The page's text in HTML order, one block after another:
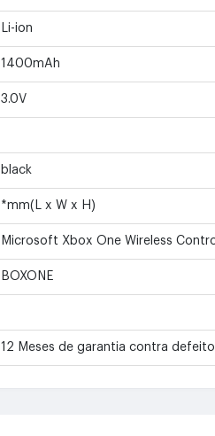
Li-ion
1400mAh
3.0V
black
*mm(L x W x H)
Microsoft Xbox One Wireless
BOXONE
12 Meses de garantia contra